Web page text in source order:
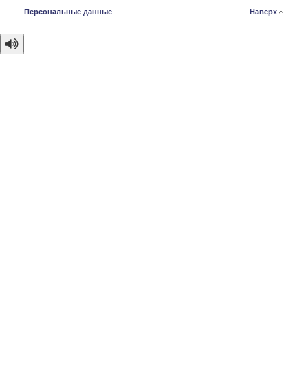
Персональные данные
Наверх